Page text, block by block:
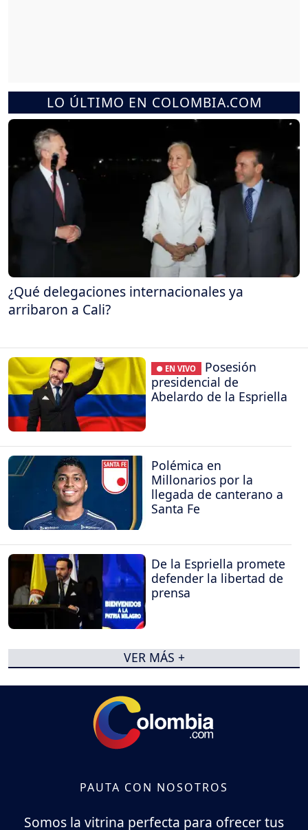
LO ÚLTIMO EN COLOMBIA.COM
¿Qué delegaciones internacionales ya
arribaron a Cali?
● EN VIVO
Posesión
presidencial de
Abelardo de la Espriella
Polémica en
Millonarios por la
llegada de canterano a
Santa Fe
De la Espriella promete
defender la libertad de
prensa
VER MÁS +
PAUTA CON NOSOTROS
Somos la vitrina perfecta para ofrecer tus